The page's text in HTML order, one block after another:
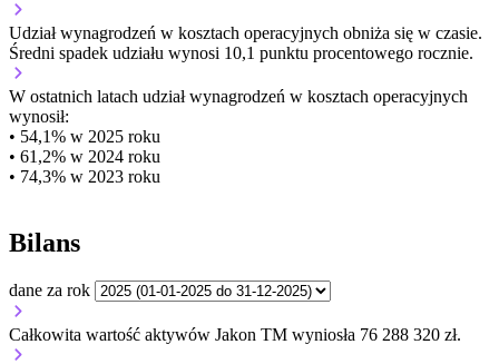
Udział wynagrodzeń w kosztach operacyjnych obniża się w czasie.
Średni spadek udziału wynosi 10,1 punktu procentowego rocznie.
W ostatnich latach udział wynagrodzeń w kosztach operacyjnych
wynosił:
• 54,1% w 2025 roku
• 61,2% w 2024 roku
• 74,3% w 2023 roku
Bilans
dane za rok
Całkowita wartość aktywów Jakon TM wyniosła 76 288 320 zł.